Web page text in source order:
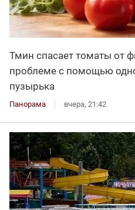
Тмин спасает томаты от
проблеме с помощью
пузырька
Панорама вчера, 21:42